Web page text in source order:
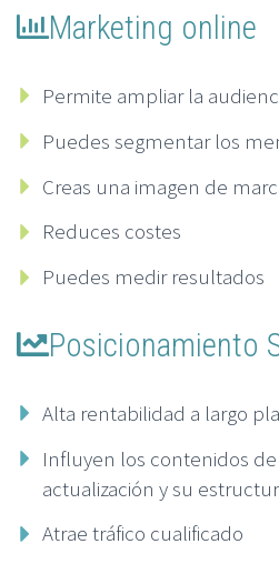
Marketing online
Permite ampliar la
Puedes segmentar los
Creas una imagen de
Reduces costes
Puedes medir resultados
Posicionamiento
Alta rentabilidad a largo
Influyen los contenidos
actualización y su
Atrae tráfico cualificado